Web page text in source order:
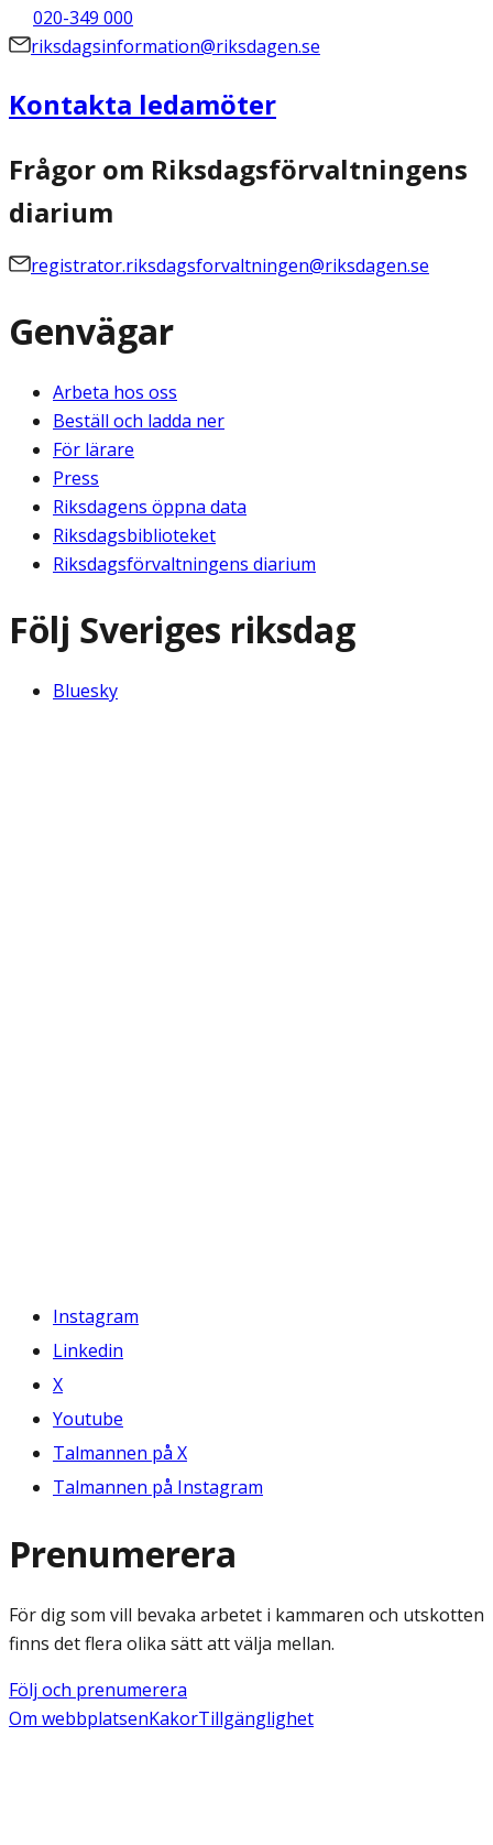
020-349 000
riksdagsinformation@riksdagen.se
Kontakta ledamöter
Frågor om Riksdagsförvaltningens
diarium
registrator.riksdagsforvaltningen@riksdagen.se
Genvägar
Arbeta hos oss
Beställ och ladda ner
För lärare
Press
Riksdagens öppna data
Riksdagsbiblioteket
Riksdagsförvaltningens diarium
Följ Sveriges riksdag
Bluesky
Instagram
Linkedin
X
Youtube
Talmannen på X
Talmannen på Instagram
Prenumerera
För dig som vill bevaka arbetet i kammaren och utskotten
finns det flera olika sätt att välja mellan.
Följ och prenumerera
Om webbplatsenKakorTillgänglighet